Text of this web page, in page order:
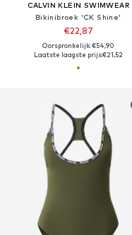
CALVIN KLEIN SWIMWEAR
Bikinibroek 'CK Shine'
€22,87
Oorspronkelijk: €54,90
Laatste laagste prijs:€21,52